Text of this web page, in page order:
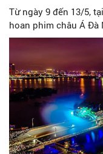
Từ ngày 9 đến 13/5,
hoan phim châu Á Đà